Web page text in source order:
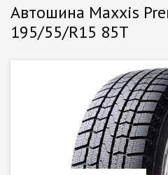
Автошина Maxxis
195/55/R15 85T